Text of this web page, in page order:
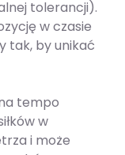
tolerancji).
w czasie
tak, by unikać
tempo
w
i może